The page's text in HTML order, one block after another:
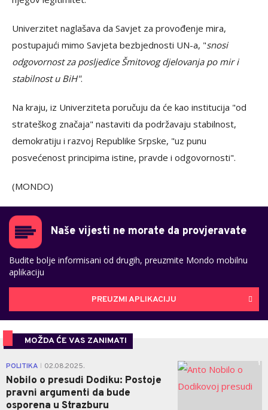
Univerzitet naglašava da Savjet za provođenje mira,
postupajući mimo Savjeta bezbjednosti UN-a, "snosi
odgovornost za posljedice Šmitovog djelovanja po mir i
stabilnost u BiH".
Na kraju, iz Univerziteta poručuju da će kao institucija "od
strateškog značaja" nastaviti da podržavaju stabilnost,
demokratiju i razvoj Republike Srpske, "uz punu
posvećenost principima istine, pravde i odgovornosti".
(MONDO)
Naše vijesti ne morate da provjeravate
Budite bolje informisani od drugih, preuzmite Mondo mobilnu
aplikaciju
PREUZMI APLIKACIJU
MOŽDA ĆE VAS ZANIMATI
POLITIKA 02.08.2025.
Nobilo o presudi Dodiku: Postoje
pravni argumenti da bude
osporena u Strazburu
1